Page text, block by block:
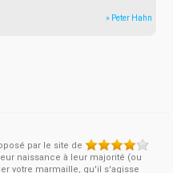
» Peter Hahn
par le site de
naissance à leur majorité (ou
votre marmaille, qu'il s'agisse